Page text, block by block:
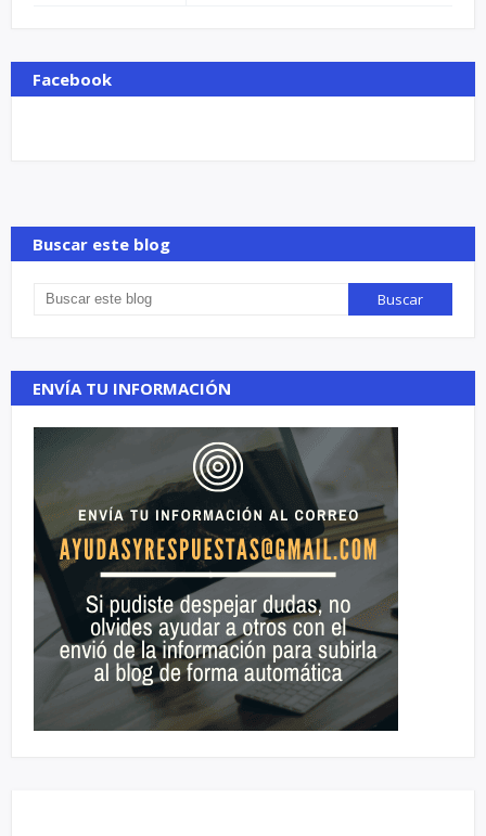
Facebook
Buscar este blog
ENVÍA TU INFORMACIÓN